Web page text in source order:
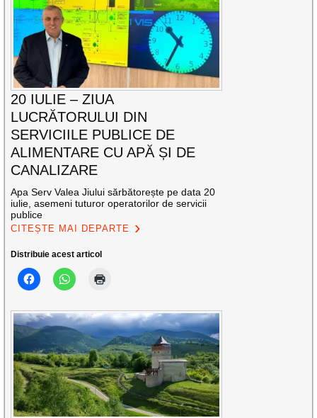
20 IULIE – ZIUA
LUCRĂTORULUI DIN
SERVICIILE PUBLICE DE
ALIMENTARE CU APĂ ȘI DE
CANALIZARE
Apa Serv Valea Jiului sărbătorește pe data 20
iulie, asemeni tuturor operatorilor de servicii
publice
CITEȘTE MAI DEPARTE
Distribuie acest articol